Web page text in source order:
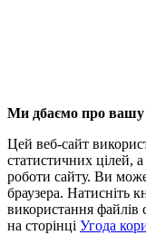
Ми дбаємо про вашу
Цей веб-сайт
статистичних цілей,
роботи сайту. Ви
браузера. Натисніть
використання
на сторінці Угода